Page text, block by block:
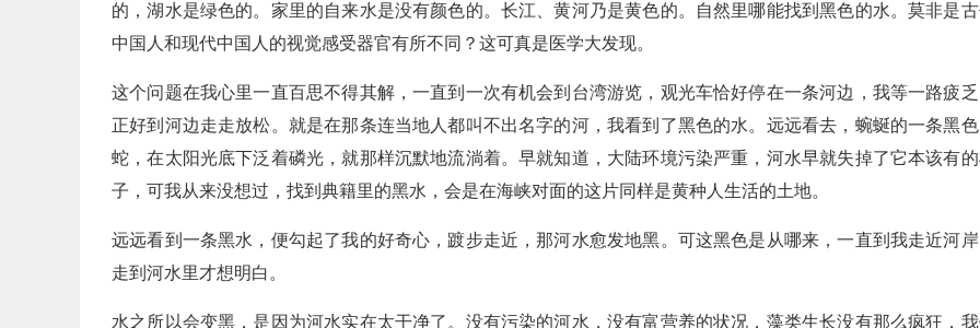
的，湖水是绿色的。家里的自来水是没有颜色的。长江、黄河乃是黄色的。自然里哪能找到黑色的水。莫非是
中国人和现代中国人的视觉感受器官有所不同？这可真是医学大发现。
这个问题在我心里一直百思不得其解，一直到一次有机会到台湾游览，观光车恰好停在一条河边，我等一路疲
正好到河边走走放松。就是在那条连当地人都叫不出名字的河，我看到了黑色的水。远远看去，蜿蜒的一条黑
蛇，在太阳光底下泛着磷光，就那样沉默地流淌着。早就知道，大陆环境污染严重，河水早就失掉了它本该有
子，可我从来没想过，找到典籍里的黑水，会是在海峡对面的这片同样是黄种人生活的土地。
远远看到一条黑水，便勾起了我的好奇心，踱步走近，那河水愈发地黑。可这黑色是从哪来，一直到我走近河
走到河水里才想明白。
水之所以会变黑，是因为河水实在太干净了。没有污染的河水，没有富营养的状况，藻类生长没有那么疯狂，